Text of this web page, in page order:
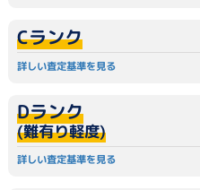
詳しい査定基準を見る
Cランク
詳しい査定基準を見る
Dランク
(難有り軽度)